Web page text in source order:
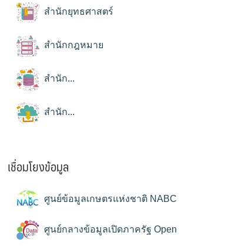
สำนักยุทธศาสตร์
สำนักกฎหมาย
สำนัก...
สำนัก...
เชื่อมโยงข้อมูล
ศูนย์ข้อมูลเกษตรแห่งชาติ NABC
ศูนย์กลางข้อมูลเปิดภาครัฐ Open